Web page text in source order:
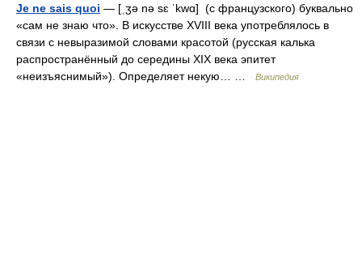
Je ne sais quoi — [ˌʒə nə sɛ ˈkwɑ] (с французского) буквально
«сам не знаю что». В искусстве XVIII века употреблялось в
связи с невыразимой словами красотой (русская калька
распространённый до середины XIX века эпитет
«неизъяснимый»). Определяет некую… …
Википедия